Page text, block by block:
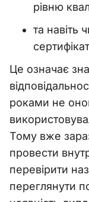
рівню
та навіть
Це означає
роками не
Тому вже
провести
перевірити
переглянути